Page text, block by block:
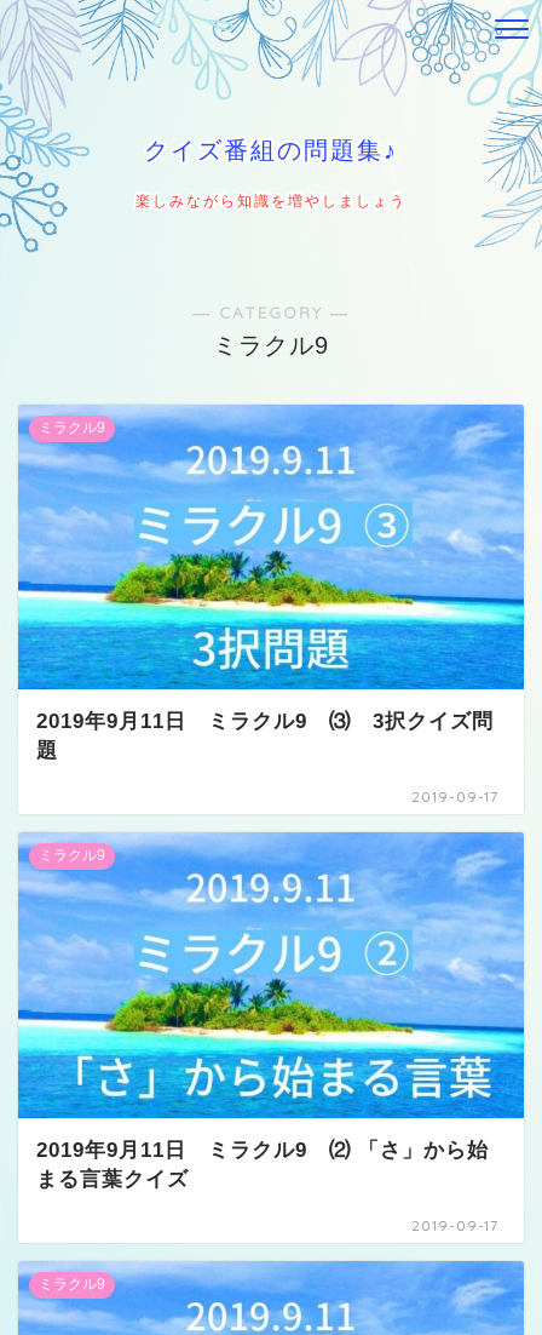
クイズ番組の問題集♪
楽しみながら知識を増やしましょう
― CATEGORY ―
ミラクル9
ミラクル9
2019年9月11日 ミラクル9 ⑶ 3択クイズ問
題
2019-09-17
ミラクル9
2019年9月11日 ミラクル9 ⑵ 「さ」から始
まる言葉クイズ
2019-09-17
ミラクル9